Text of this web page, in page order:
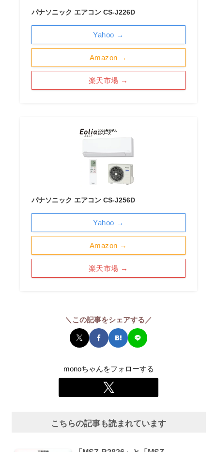
パナソニック エアコン CS-J226D
Amazon →
楽天市場 →
Yahoo →
パナソニック エアコン CS-J256D
Amazon →
楽天市場 →
Yahoo →
＼この記事をシェアする／
monoちゃんをフォローする
こちらの記事も読まれています